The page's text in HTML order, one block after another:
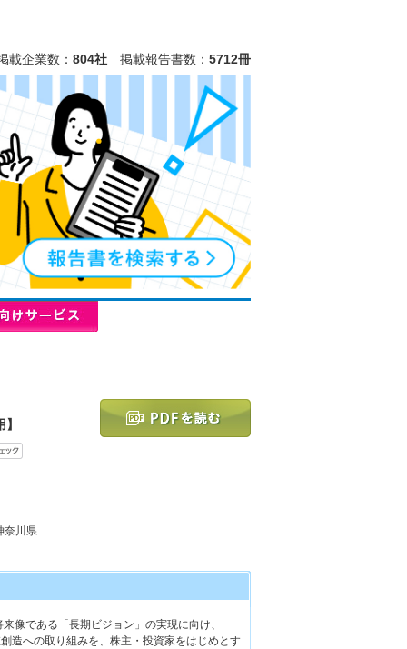
載企業数： 804社 掲載報告書数： 5712冊
奈川県
像である「長期ビジョン」の実現に向け、
造への取り組みを、株主・投資家をはじめとす